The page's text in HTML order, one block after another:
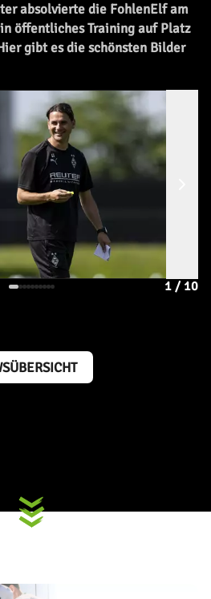
absolvierte die FohlenElf am
öffentliches Training auf Platz
gibt es die schönsten Bilder
1 / 10